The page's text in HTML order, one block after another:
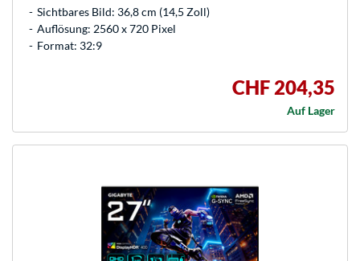
Sichtbares Bild: 36,8 cm (14,5 Zoll)
Auflösung: 2560 x 720 Pixel
Format: 32:9
CHF 204,35
Auf Lager